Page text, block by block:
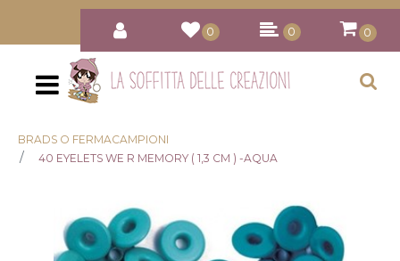
0 0 0
Open
BRADS O FERMACAMPIONI
40 EYELETS WE R MEMORY ( 1,3 CM ) -AQUA